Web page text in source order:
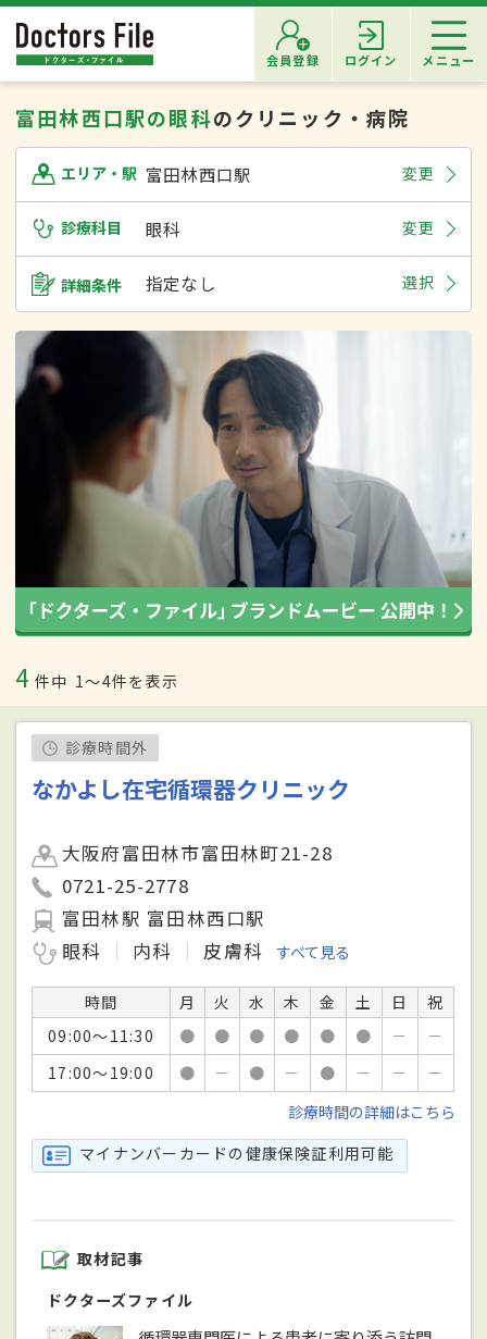
会員登録 ログイン メニュー
富田林西口駅の眼科のクリニック・病院
エリア・駅 富田林西口駅 変更
診療科目 眼科 変更
詳細条件 指定なし 選択
4 件中 1〜4件を表示
診療時間外
なかよし在宅循環器クリニック
大阪府富田林市富田林町21-28
0721-25-2778
富田林駅 富田林西口駅
眼科
内科 皮膚科 すべて見る
時間 月 火 水 木 金 土 日
祝
09:00～11:30
● ● ● ● ● ● －
－
17:00～19:00
● － ● － ● － －
－
診療時間の詳細はこちら
マイナンバーカードの健康保険証利用可能
取材記事
ドクターズファイル